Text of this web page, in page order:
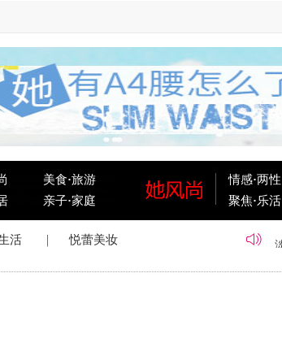
美食·旅游
亲子·家庭
情感·两性
聚焦·乐活